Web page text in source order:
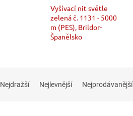
Vyšívací nit světle
zelená č. 1131 - 5000
m (PES), Brildor-
Španělsko
Nejdražší Nejlevnější Nejprodávanější